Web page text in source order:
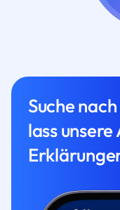
Suche
lass